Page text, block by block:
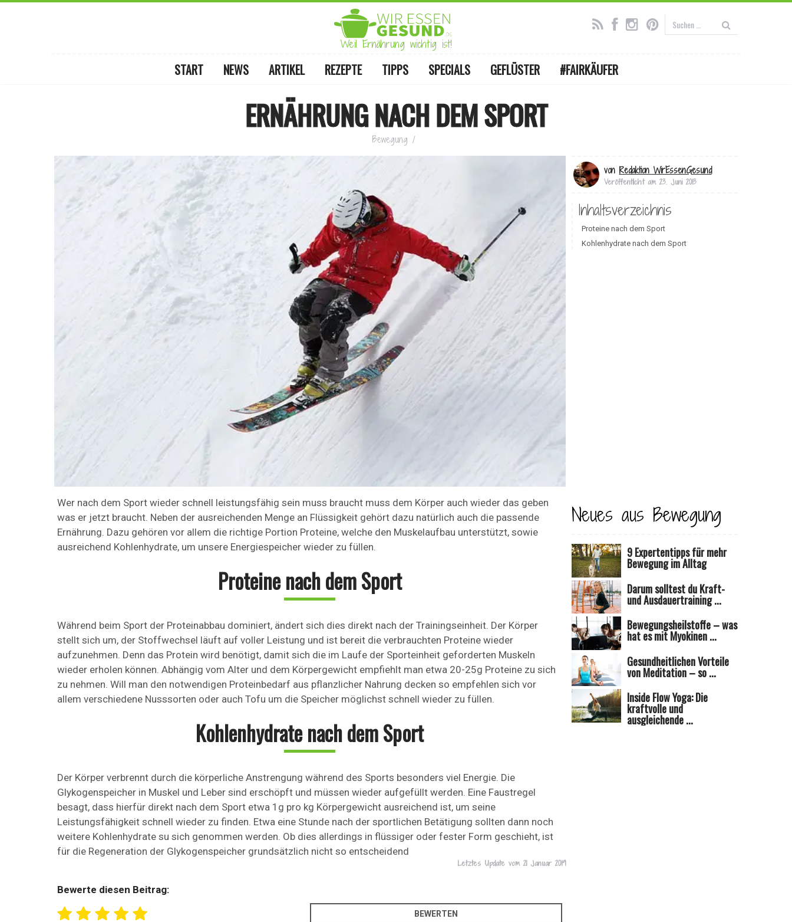
Weil Ernährung wichtig ist!
START NEWS ARTIKEL REZEPTE TIPPS SPECIALS GEFLÜSTER #FAIRKÄUFER
ERNÄHRUNG NACH DEM SPORT
Bewegung /
von Redaktion WirEssenGesund
Veröffentlicht am 23. Juni 2013
Inhaltsverzeichnis
Proteine nach dem Sport
Kohlenhydrate nach dem Sport
Wer nach dem Sport wieder schnell leistungsfähig sein muss braucht muss dem Körper auch wieder das geben
was er jetzt braucht. Neben der ausreichenden Menge an Flüssigkeit gehört dazu natürlich auch die passende
Ernährung. Dazu gehören vor allem die richtige Portion Proteine, welche den Muskelaufbau unterstützt, sowie
ausreichend Kohlenhydrate, um unsere Energiespeicher wieder zu füllen.
Proteine nach dem Sport
Während beim Sport der Proteinabbau dominiert, ändert sich dies direkt nach der Trainingseinheit. Der Körper
stellt sich um, der Stoffwechsel läuft auf voller Leistung und ist bereit die verbrauchten Proteine wieder
aufzunehmen. Denn das Protein wird benötigt, damit sich die im Laufe der Sporteinheit geforderten Muskeln
wieder erholen können. Abhängig vom Alter und dem Körpergewicht empfiehlt man etwa 20-25g Proteine zu sich
zu nehmen. Will man den notwendigen Proteinbedarf aus pflanzlicher Nahrung decken so empfehlen sich vor
allem verschiedene Nusssorten oder auch Tofu um die Speicher möglichst schnell wieder zu füllen.
Kohlenhydrate nach dem Sport
Der Körper verbrennt durch die körperliche Anstrengung während des Sports besonders viel Energie. Die
Glykogenspeicher in Muskel und Leber sind erschöpft und müssen wieder aufgefüllt werden. Eine Faustregel
besagt, dass hierfür direkt nach dem Sport etwa 1g pro kg Körpergewicht ausreichend ist, um seine
Leistungsfähigkeit schnell wieder zu finden. Etwa eine Stunde nach der sportlichen Betätigung sollten dann noch
weitere Kohlenhydrate su sich genommen werden. Ob dies allerdings in flüssiger oder fester Form geschieht, ist
für die Regeneration der Glykogenspeicher grundsätzlich nicht so entscheidend
Letztes Update vom 21 Januar 2019
Bewerte diesen Beitrag:
Neues aus Bewegung
9 Expertentipps für mehr
Bewegung im Alltag
Darum solltest du Kraft-
und Ausdauertraining ...
Bewegungsheilstoffe – was
hat es mit Myokinen ...
Gesundheitlichen Vorteile
von Meditation – so ...
Inside Flow Yoga: Die
kraftvolle und
ausgleichende ...